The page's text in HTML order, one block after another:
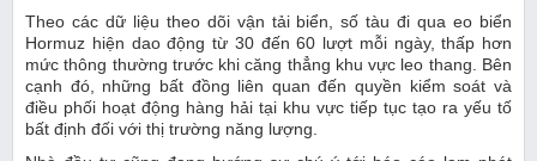
Theo các dữ liệu theo dõi vận tải biển, số tàu đi qua eo biển
Hormuz hiện dao động từ 30 đến 60 lượt mỗi ngày, thấp hơn
mức thông thường trước khi căng thẳng khu vực leo thang. Bên
cạnh đó, những bất đồng liên quan đến quyền kiểm soát và
điều phối hoạt động hàng hải tại khu vực tiếp tục tạo ra yếu tố
bất định đối với thị trường năng lượng.